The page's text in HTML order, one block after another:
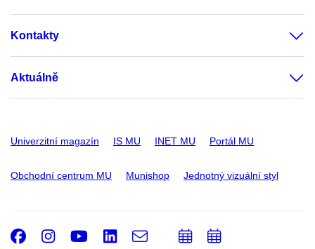
Kontakty
Aktuálně
Univerzitní magazín IS MU INET MU Portál MU
Obchodní centrum MU Munishop Jednotný vizuální styl
Facebook
Instagram
Youtube
LinkedIn
e-
PřidatPřidat